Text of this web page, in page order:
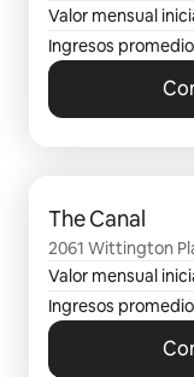
Addison, TX
Valor mensual
Ingresos
The Canal
2061 Wittington
Valor mensual
Ingresos